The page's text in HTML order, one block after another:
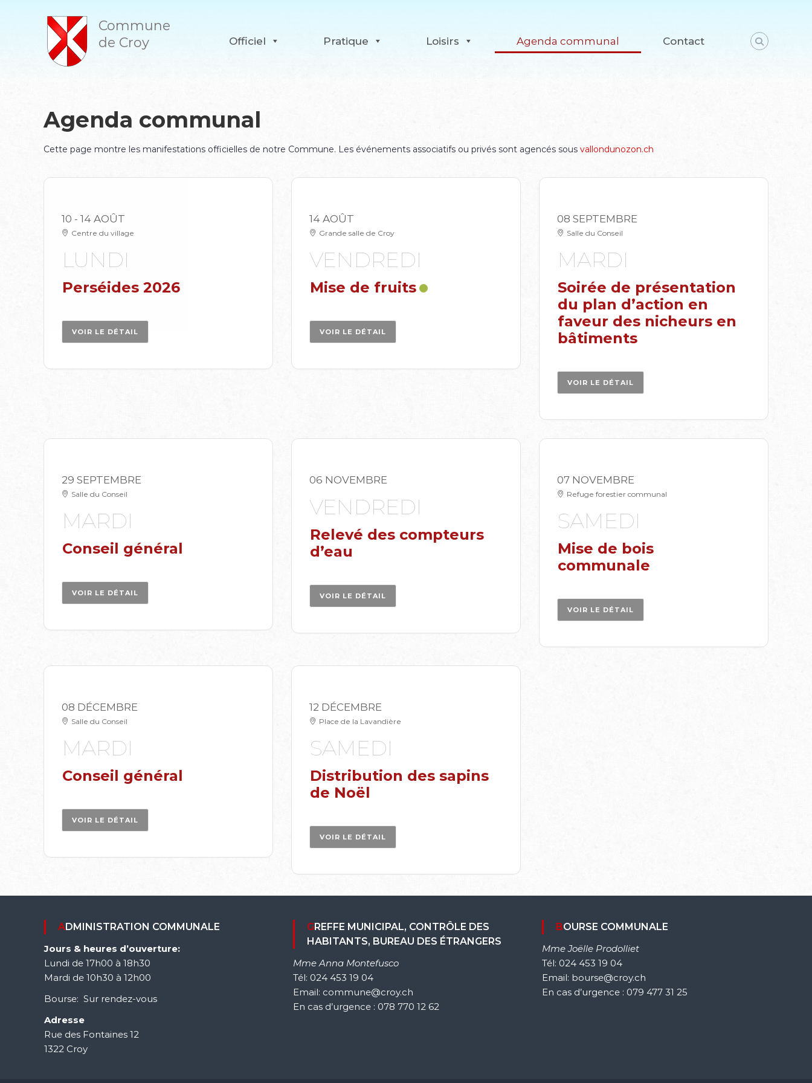
Commune
de Croy
Officiel Pratique Loisirs Agenda communal Contact
Agenda communal
Cette page montre les manifestations officielles de notre Commune. Les événements associatifs ou privés sont agencés sous vallondunozon.ch
10 - 14 AOÛT
Centre du village
LUNDI
Perséides 2026
VOIR LE DÉTAIL
14 AOÛT
Grande salle de Croy
VENDREDI
Mise de fruits
VOIR LE DÉTAIL
08 SEPTEMBRE
Salle du Conseil
MARDI
Soirée de présentation
du plan d’action en
faveur des nicheurs en
bâtiments
VOIR LE DÉTAIL
29 SEPTEMBRE
Salle du Conseil
MARDI
Conseil général
VOIR LE DÉTAIL
06 NOVEMBRE
VENDREDI
Relevé des compteurs
d’eau
VOIR LE DÉTAIL
07 NOVEMBRE
Refuge forestier communal
SAMEDI
Mise de bois
communale
VOIR LE DÉTAIL
08 DÉCEMBRE
Salle du Conseil
MARDI
Conseil général
VOIR LE DÉTAIL
12 DÉCEMBRE
Place de la Lavandière
SAMEDI
Distribution des sapins
de Noël
VOIR LE DÉTAIL
ADMINISTRATION COMMUNALE
Jours & heures d’ouverture:
Lundi de 17h00 à 18h30
Mardi de 10h30 à 12h00
Bourse: Sur rendez-vous
Adresse
Rue des Fontaines 12
1322 Croy
GREFFE MUNICIPAL, CONTRÔLE DES
HABITANTS, BUREAU DES ÉTRANGERS
Mme Anna Montefusco
Tél: 024 453 19 04
Email: commune@croy.ch
En cas d’urgence : 078 770 12 62
BOURSE COMMUNALE
Mme Joëlle Prodolliet
Tél: 024 453 19 04
Email: bourse@croy.ch
En cas d’urgence : 079 477 31 25